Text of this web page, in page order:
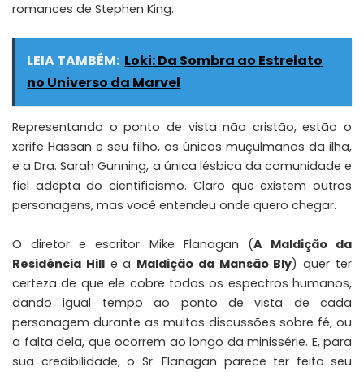
romances de Stephen King.
LEIA TAMBÉM: Loki: Da Sombra ao Estrelato
no Universo da Marvel
Representando o ponto de vista não cristão, estão o
xerife Hassan e seu filho, os únicos muçulmanos da ilha,
e a Dra. Sarah Gunning, a única lésbica da comunidade e
fiel adepta do cientificismo. Claro que existem outros
personagens, mas você entendeu onde quero chegar.
O diretor e escritor Mike Flanagan (A Maldição da
Residência Hille a Maldição da Mansão Bly) quer ter
certeza de que ele cobre todos os espectros humanos,
dando igual tempo ao ponto de vista de cada
personagem durante as muitas discussões sobre fé, ou
a falta dela, que ocorrem ao longo da minissérie. E, para
sua credibilidade, o Sr. Flanagan parece ter feito seu